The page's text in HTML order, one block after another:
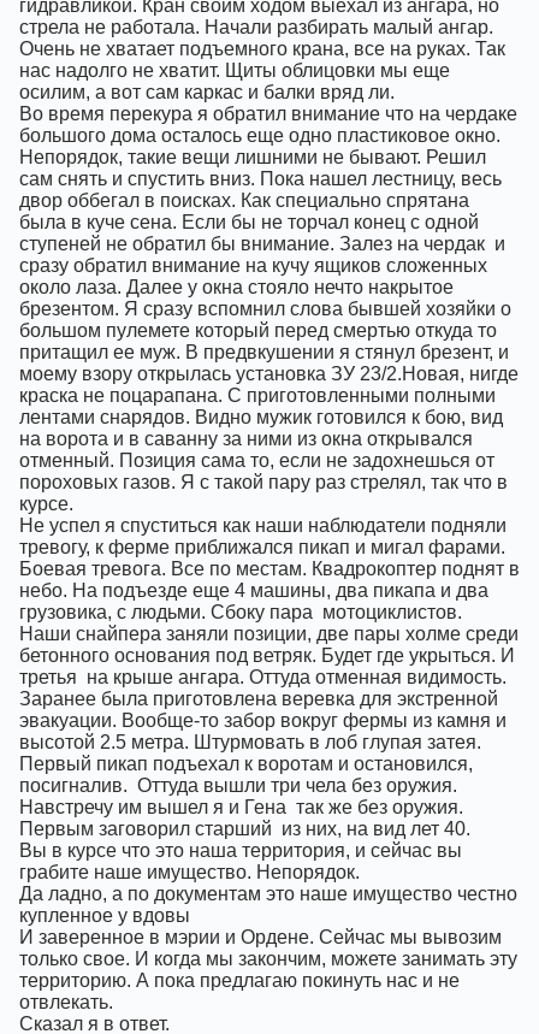
гидравликой. Кран своим ходом выехал из ангара, но
стрела не работала. Начали разбирать малый ангар.
Очень не хватает подъемного крана, все на руках. Так
нас надолго не хватит. Щиты облицовки мы еще
осилим, а вот сам каркас и балки вряд ли.
Во время перекура я обратил внимание что на чердаке
большого дома осталось еще одно пластиковое окно.
Непорядок, такие вещи лишними не бывают. Решил
сам снять и спустить вниз. Пока нашел лестницу, весь
двор оббегал в поисках. Как специально спрятана
была в куче сена. Если бы не торчал конец с одной
ступеней не обратил бы внимание. Залез на чердак и
сразу обратил внимание на кучу ящиков сложенных
около лаза. Далее у окна стояло нечто накрытое
брезентом. Я сразу вспомнил слова бывшей хозяйки о
большом пулемете который перед смертью откуда то
притащил ее муж. В предвкушении я стянул брезент, и
моему взору открылась установка ЗУ 23/2.Новая, нигде
краска не поцарапана. С приготовленными полными
лентами снарядов. Видно мужик готовился к бою, вид
на ворота и в саванну за ними из окна открывался
отменный. Позиция сама то, если не задохнешься от
пороховых газов. Я с такой пару раз стрелял, так что в
курсе.
Не успел я спуститься как наши наблюдатели подняли
тревогу, к ферме приближался пикап и мигал фарами.
Боевая тревога. Все по местам. Квадрокоптер поднят в
небо. На подъезде еще 4 машины, два пикапа и два
грузовика, с людьми. Сбоку пара мотоциклистов.
Наши снайпера заняли позиции, две пары холме среди
бетонного основания под ветряк. Будет где укрыться. И
третья на крыше ангара. Оттуда отменная видимость.
Заранее была приготовлена веревка для экстренной
эвакуации. Вообще-то забор вокруг фермы из камня и
высотой 2.5 метра. Штурмовать в лоб глупая затея.
Первый пикап подъехал к воротам и остановился,
посигналив. Оттуда вышли три чела без оружия.
Навстречу им вышел я и Гена так же без оружия.
Первым заговорил старший из них, на вид лет 40.
Вы в курсе что это наша территория, и сейчас вы
грабите наше имущество. Непорядок.
Да ладно, а по документам это наше имущество честно
купленное у вдовы
И заверенное в мэрии и Ордене. Сейчас мы вывозим
только свое. И когда мы закончим, можете занимать эту
территорию. А пока предлагаю покинуть нас и не
отвлекать.
Сказал я в ответ.